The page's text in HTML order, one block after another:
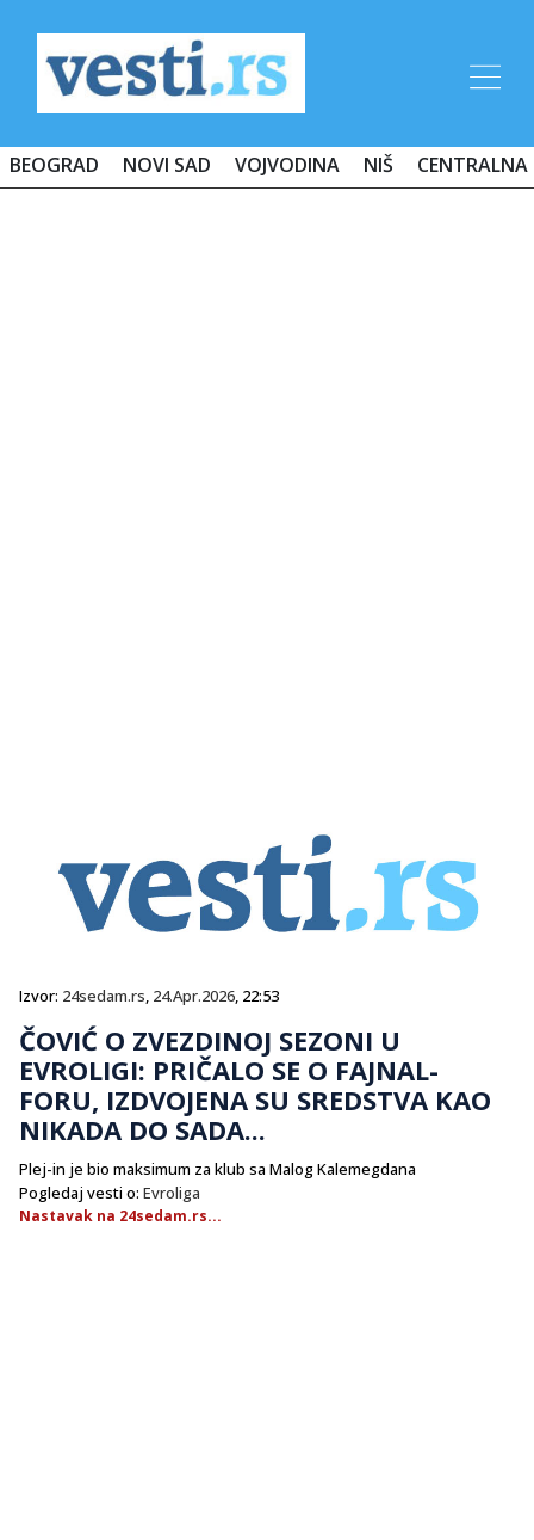
BEOGRAD NOVI SAD VOJVODINA NIŠ CENTRALNA
Izvor: 24sedam.rs, 24.Apr.2026, 22:53
ČOVIĆ O ZVEZDINOJ SEZONI U
EVROLIGI: PRIČALO SE O FAJNAL-
FORU, IZDVOJENA SU SREDSTVA KAO
NIKADA DO SADA...
Plej-in je bio maksimum za klub sa Malog Kalemegdana
Pogledaj vesti o: Evroliga
Nastavak na 24sedam.rs...